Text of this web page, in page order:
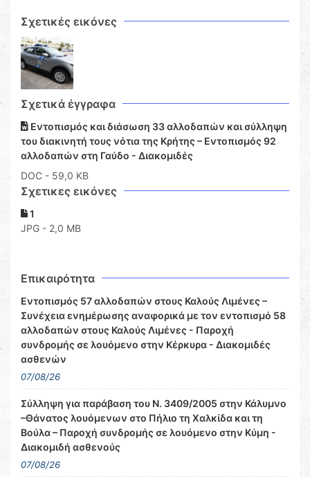
Σχετικές εικόνες
Σχετικά έγγραφα
Εντοπισμός και διάσωση 33 αλλοδαπών και σύλληψη
του διακινητή τους νότια της Κρήτης – Εντοπισμός 92
αλλοδαπών στη Γαύδο - Διακομιδές
DOC - 59,0 KB
Σχετικες εικόνες
1
JPG - 2,0 MB
Επικαιρότητα
Εντοπισμός 57 αλλοδαπών στους Καλούς Λιμένες –
Συνέχεια ενημέρωσης αναφορικά με τον εντοπισμό 58
αλλοδαπών στους Καλούς Λιμένες - Παροχή
συνδρομής σε λουόμενο στην Κέρκυρα - Διακομιδές
ασθενών
07/08/26
Σύλληψη για παράβαση του Ν. 3409/2005 στην Κάλυμνο
–Θάνατος λουόμενων στο Πήλιο τη Χαλκίδα και τη
Βούλα – Παροχή συνδρομής σε λουόμενο στην Κύμη -
Διακομιδή ασθενούς
07/08/26